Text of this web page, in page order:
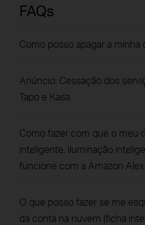
FAQs
Como posso apagar a minha
Anúncio: Cessação dos
Tapo e Kasa
Como fazer com que o meu
inteligente, iluminação
funcione com a Amazon
O que posso fazer se me
da conta na nuvem (ficha